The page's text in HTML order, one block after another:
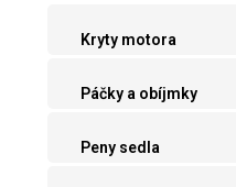
Kryty motora
Páčky a obíjmky
Peny sedla